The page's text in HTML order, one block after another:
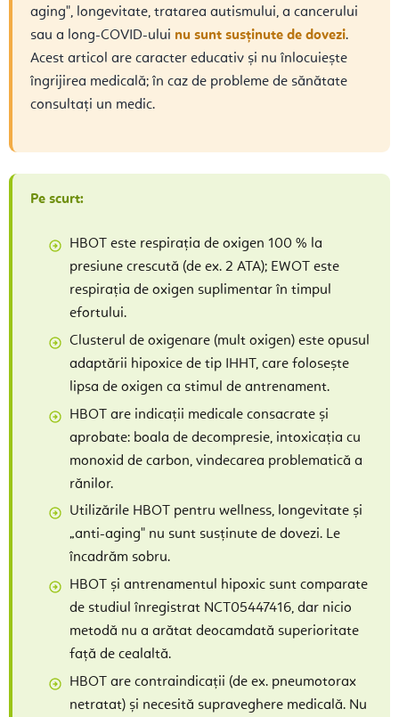
aging", longevitate, tratarea autismului, a cancerului
sau a long-COVID-ului nu sunt susținute de dovezi.
Acest articol are caracter educativ și nu înlocuiește
îngrijirea medicală; în caz de probleme de sănătate
consultați un medic.
Pe scurt:
HBOT este respirația de oxigen 100 % la
presiune crescută (de ex. 2 ATA); EWOT este
respirația de oxigen suplimentar în timpul
efortului.
Clusterul de oxigenare (mult oxigen) este opusul
adaptării hipoxice de tip IHHT, care folosește
lipsa de oxigen ca stimul de antrenament.
HBOT are indicații medicale consacrate și
aprobate: boala de decompresie, intoxicația cu
monoxid de carbon, vindecarea problematică a
rănilor.
Utilizările HBOT pentru wellness, longevitate și
„anti-aging" nu sunt susținute de dovezi. Le
încadrăm sobru.
HBOT și antrenamentul hipoxic sunt comparate
de studiul înregistrat NCT05447416, dar nicio
metodă nu a arătat deocamdată superioritate
față de cealaltă.
HBOT are contraindicații (de ex. pneumotorax
netratat) și necesită supraveghere medicală. Nu